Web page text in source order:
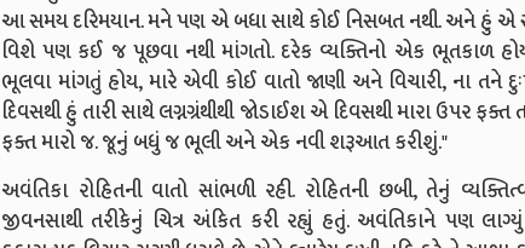
આ સમય દરિમયાન. મને પણ એ બધા સાથે કોઈ નિસબત નથી. અને હું એ
વિશે પણ કઈ જ પૂછવા નથી માંગતો. દરેક વ્યક્તિનો એક ભૂતકાળ
ભૂલવા માંગતું હોય, મારે એવી કોઈ વાતો જાણી અને વિચારી, ના તને
દિવસથી હું તારી સાથે લગ્નગ્રંથીથી જોડાઈશ એ દિવસથી મારા ઉપર
ફક્ત મારો જ. જૂનું બધું જ ભૂલી અને એક નવી શરૂઆત કરીશું."
અવંતિકા રોહિતની વાતો સાંભળી રહી. રોહિતની છબી, તેનું
જીવનસાથી તરીકેનું ચિત્ર અંકિત કરી રહ્યું હતું. અવંતિકાને પણ